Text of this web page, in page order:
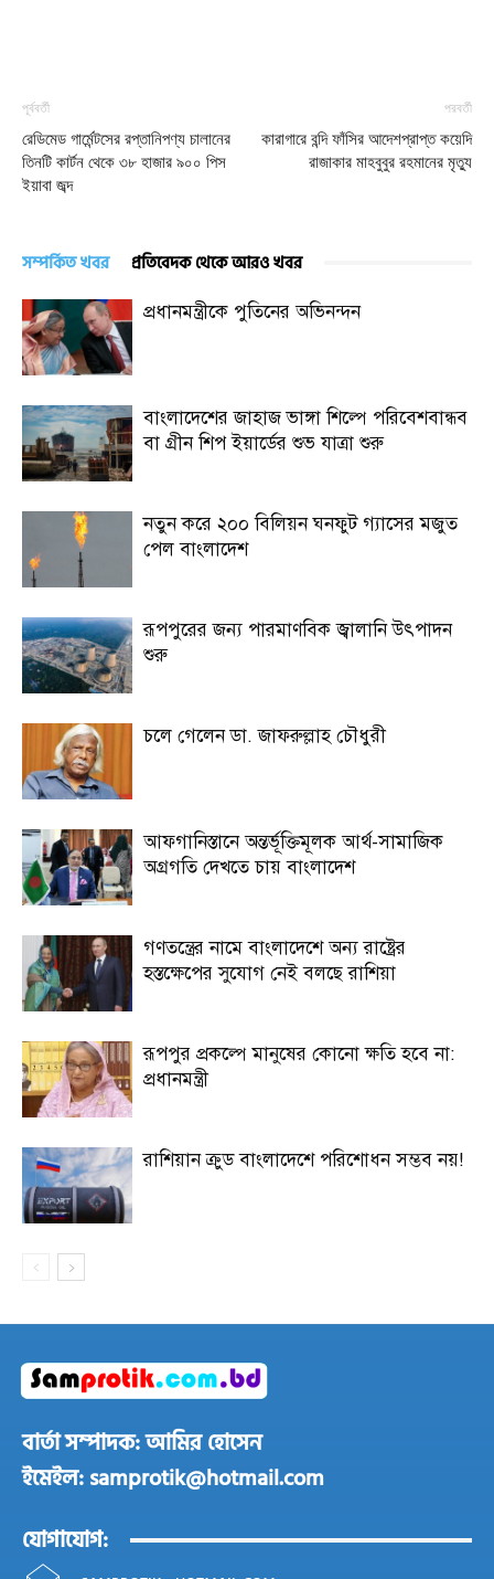
পূর্ববর্তী
রেডিমেড গার্মেন্টসের রপ্তানিপণ্য চালানের
তিনটি কার্টন থেকে ৩৮ হাজার ৯০০ পিস
ইয়াবা জব্দ
পরবর্তী
কারাগারে বন্দি ফাঁসির আদেশপ্রাপ্ত কয়েদি
রাজাকার মাহবুবুর রহমানের মৃত্যু
সম্পর্কিত খবর প্রতিবেদক থেকে আরও খবর
প্রধানমন্ত্রীকে পুতিনের অভিনন্দন
বাংলাদেশের জাহাজ ভাঙ্গা শিল্পে পরিবেশবান্ধব
বা গ্রীন শিপ ইয়ার্ডের শুভ যাত্রা শুরু
নতুন করে ২০০ বিলিয়ন ঘনফুট গ্যাসের মজুত
পেল বাংলাদেশ
রূপপুরের জন্য পারমাণবিক জ্বালানি উৎপাদন
শুরু
চলে গেলেন ডা. জাফরুল্লাহ চৌধুরী
আফগানিস্তানে অন্তর্ভূক্তিমূলক আর্থ-সামাজিক
অগ্রগতি দেখতে চায় বাংলাদেশ
গণতন্ত্রের নামে বাংলাদেশে অন্য রাষ্ট্রের
হস্তক্ষেপের সুযোগ নেই বলছে রাশিয়া
রূপপুর প্রকল্পে মানুষের কোনো ক্ষতি হবে না:
প্রধানমন্ত্রী
রাশিয়ান ক্রুড বাংলাদেশে পরিশোধন সম্ভব নয়!
বার্তা সম্পাদক: আমির হোসেন
ইমেইল: samprotik@hotmail.com
যোগাযোগ: